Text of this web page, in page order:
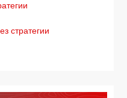
стратегии